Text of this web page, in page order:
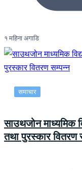
१ महिना अगाडि
समाचार
साउथजोन माध्यमिक
तथा पुरस्कार वितरण